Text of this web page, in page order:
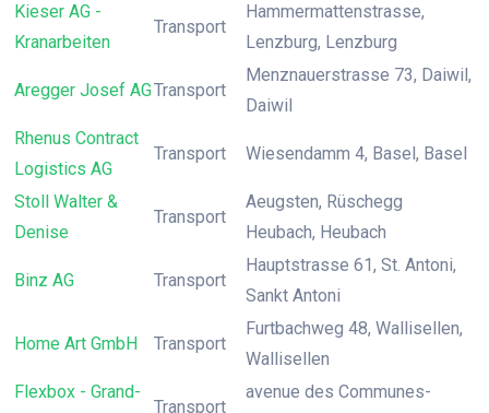
Kieser AG -
Kranarbeiten
Transport
Hammermattenstrasse,
Lenzburg, Lenzburg
Aregger Josef AGTransport
Menznauerstrasse 73, Daiwil,
Daiwil
Rhenus Contract
Logistics AG
Transport Wiesendamm 4, Basel, Basel
Stoll Walter &
Denise
Transport
Aeugsten, Rüschegg
Heubach, Heubach
Binz AG Transport
Hauptstrasse 61, St. Antoni,
Sankt Antoni
Home Art GmbH Transport
Furtbachweg 48, Wallisellen,
Wallisellen
Flexbox - Grand-
Transport
avenue des Communes-